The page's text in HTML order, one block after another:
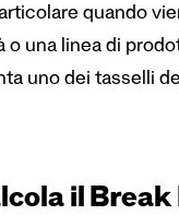
quando
o una linea di
uno dei tasselli
il Break